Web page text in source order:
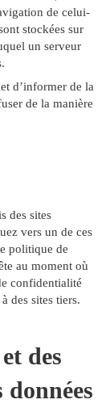
de celui-
stockées sur
un serveur
d’informer de la
de la manière
des sites
vers un de ces
politique de
au moment où
confidentialité
des sites tiers.
des
données